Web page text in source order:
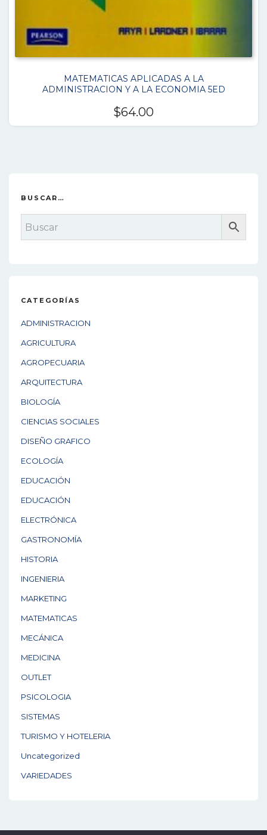
MATEMATICAS APLICADAS A LA
ADMINISTRACION Y A LA ECONOMIA 5ED
$64.00
BUSCAR…
CATEGORÍAS
ADMINISTRACION
AGRICULTURA
AGROPECUARIA
ARQUITECTURA
BIOLOGÍA
CIENCIAS SOCIALES
DISEÑO GRAFICO
ECOLOGÍA
EDUCACIÓN
EDUCACIÓN
ELECTRÓNICA
GASTRONOMÍA
HISTORIA
INGENIERIA
MARKETING
MATEMATICAS
MECÁNICA
MEDICINA
OUTLET
PSICOLOGIA
SISTEMAS
TURISMO Y HOTELERIA
Uncategorized
VARIEDADES